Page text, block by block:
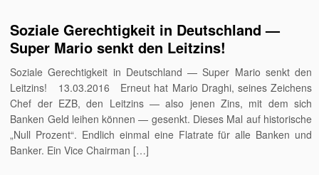
Soziale Gerechtigkeit in Deutschland —
Super Mario senkt den Leitzins!
Soziale Gerechtigkeit in Deutschland — Super Mario senkt den
Leitzins! 13.03.2016 Erneut hat Mario Draghi, seines Zeichens
Chef der EZB, den Leitzins — also jenen Zins, mit dem sich
Banken Geld leihen können — gesenkt. Dieses Mal auf historische
„Null Prozent“. Endlich einmal eine Flatrate für alle Banken und
Banker. Ein Vice Chairman […]